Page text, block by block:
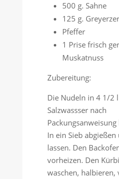
500 g. Sahne
125 g.
Pfeffer
1 Prise frisch
Muskatnuss
Zubereitung:
Die Nudeln in 4 1/2
Salzwassser nach
In ein Sieb
lassen. Den
vorheizen. Den
waschen, halbieren,